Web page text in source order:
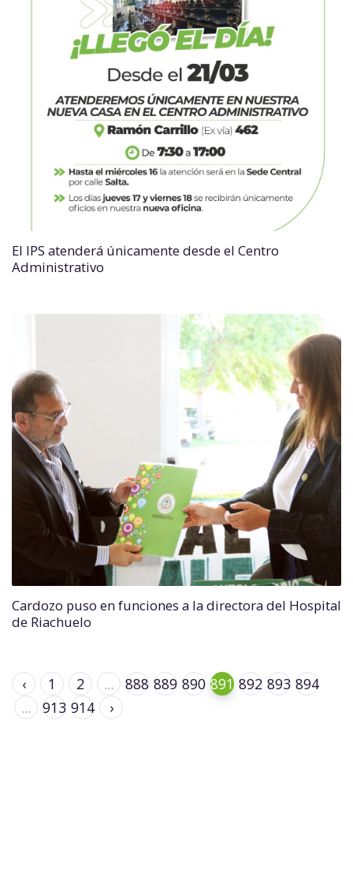
El IPS atenderá únicamente desde el Centro
Administrativo
Cardozo puso en funciones a la directora del Hospital
de Riachuelo
‹ 1 2 ... 888 889 890 891 892 893 894
...
913 914 ›